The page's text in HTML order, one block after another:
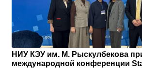
НИУ КЭУ им. М. Рыскулбекова
международной конференции